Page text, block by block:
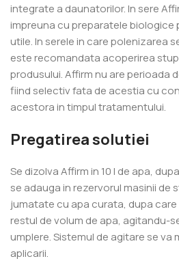
integrate a daunatorilor. In sere
impreuna cu preparatele
utile. In serele in care polenizarea
este recomandata acoperirea
produsului. Affirm nu are perioada
fiind selectiv fata de acestia cu
acestora in timpul tratamentului.
Pregatirea solutiei
Se dizolva Affirm in 10 l de apa,
se adauga in rezervorul masinii de
jumatate cu apa curata, dupa
restul de volum de apa, agitandu-
umplere. Sistemul de agitare se va
aplicarii.